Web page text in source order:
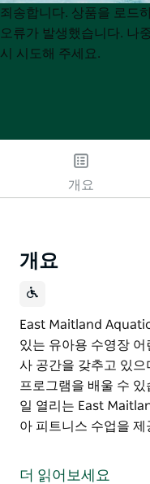
Product
List
Product
List
죄송합니다. 상품을 로드
오류가 발생했습니다. 나
시 시도해 주세요.
개요
개요
East Maitland
있는 유아용 수영장
사 공간을 갖추고 있
프로그램을 배울 수
일 열리는 East
아 피트니스 수업을
있는 유아용 수영장
더 읽어보세요